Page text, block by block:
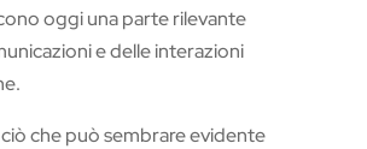
oggi una parte rilevante
e delle interazioni
che può sembrare evidente